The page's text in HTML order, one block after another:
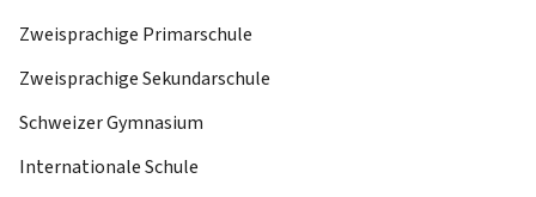
Zweisprachige Primarschule
Zweisprachige Sekundarschule
Schweizer Gymnasium
Internationale Schule